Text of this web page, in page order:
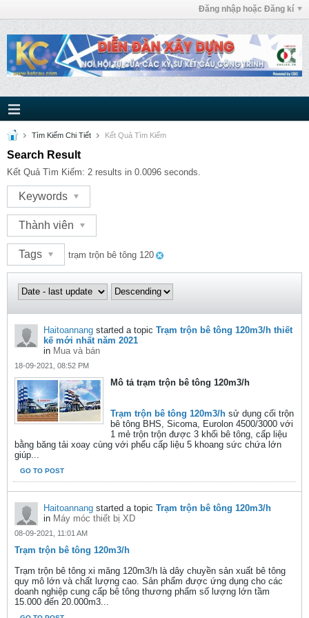
Đăng nhập hoặc Đăng kí
Tìm Kiếm Chi Tiết Kết Quả Tìm Kiếm
Search Result
Kết Quả Tìm Kiếm: 2 results in 0.0096 seconds.
Keywords
Thành viên
Tags trạm trộn bê tông 120
Haitoannang started a topic Trạm trộn bê tông 120m3/h thiết
kế mới nhất năm 2021
in Mua và bán
18-09-2021, 08:52 PM
Mô tả trạm trộn bê tông 120m3/h
Trạm trộn bê tông 120m3/h sử dụng cối trộn
bê tông BHS, Sicoma, Eurolon 4500/3000 với
1 mẻ trộn trộn được 3 khối bê tông, cấp liệu
bằng băng tải xoay cùng với phểu cấp liệu 5 khoang sức chứa lớn
giúp...
GO TO POST
Haitoannang started a topic Trạm trộn bê tông 120m3/h
in Máy móc thiết bị XD
08-09-2021, 11:01 AM
Trạm trộn bê tông 120m3/h
Trạm trộn bê tông xi măng 120m3/h là dây chuyền sản xuất bê tông
quy mô lớn và chất lượng cao. Sản phẩm được ứng dụng cho các
doanh nghiệp cung cấp bê tông thương phẩm số lượng lớn tầm
15.000 đến 20.000m3...